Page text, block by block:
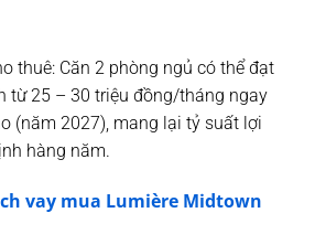
thuê: Căn 2 phòng ngủ có thể đạt
từ25 – 30 triệu đồng/tháng ngay
(năm 2027), mang lại tỷ suất lợi
hàng năm.
vay mua Lumière Midtown